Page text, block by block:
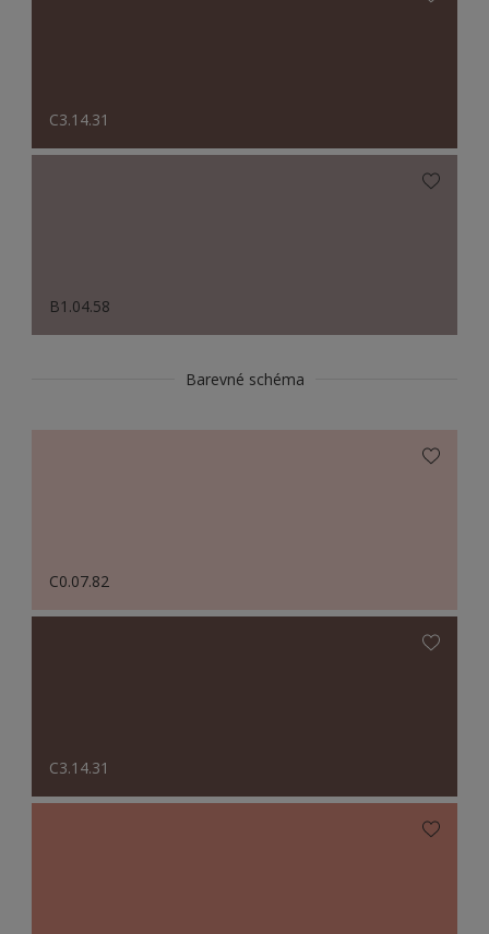
C3.14.31
B1.04.58
Barevné schéma
C0.07.82
C3.14.31